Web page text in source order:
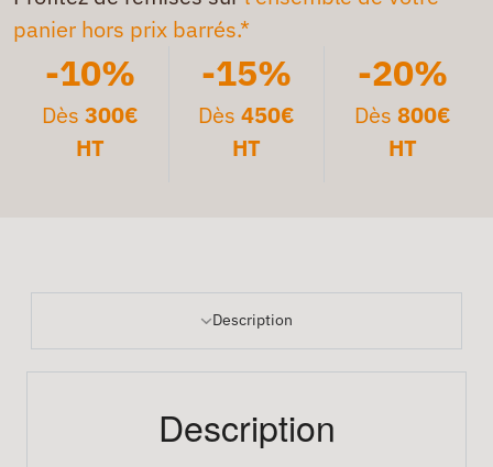
panier hors prix barrés.*
-10%
Dès300€
HT
-15%
Dès 450€
HT
-20%
Dès 800€
HT
Description
Description